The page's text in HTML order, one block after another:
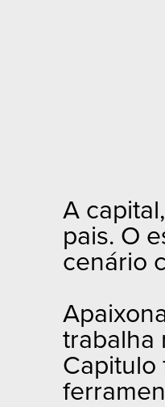
A
pais. O
cenário
trabalha
Capitulo